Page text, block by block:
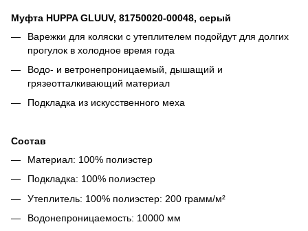
Муфта HUPPA GLUUV, 81750020-00048, серый
Варежки для коляски с утеплителем подойдут для долгих
прогулок в холодное время года
Водо- и ветронепроницаемый, дышащий и
грязеотталкивающий материал
Подкладка из искусственного меха
Состав
Материал: 100% полиэстер
Подкладка: 100% полиэстер
Утеплитель: 100% полиэстер: 200 грамм/м²
Водонепроницаемость: 10000 мм